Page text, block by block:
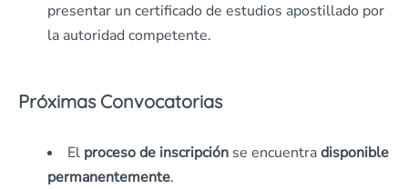
presentar un certificado de estudios apostillado por
la autoridad competente.
Próximas Convocatorias
El proceso de inscripción se encuentradisponible
permanentemente.